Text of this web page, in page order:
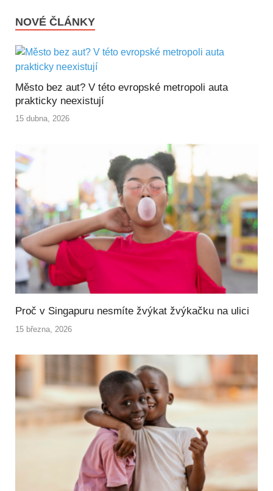
NOVÉ ČLÁNKY
Město bez aut? V této evropské metropoli auta
prakticky neexistují
15 dubna, 2026
Proč v Singapuru nesmíte žvýkat žvýkačku na ulici
15 března, 2026